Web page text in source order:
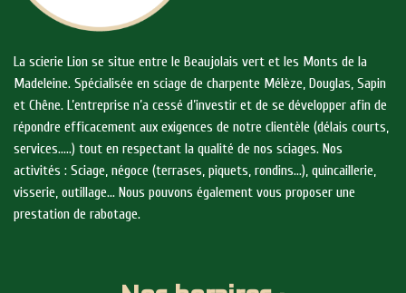
La scierie Lion se situe entre le Beaujolais vert et les Monts de la
Madeleine. Spécialisée en sciage de charpente Mélèze, Douglas, Sapin
et Chêne. L’entreprise n’a cessé d’investir et de se développer afin de
répondre efficacement aux exigences de notre clientèle (délais courts,
services…..) tout en respectant la qualité de nos sciages. Nos
activités : Sciage, négoce (terrases, piquets, rondins…), quincaillerie,
visserie, outillage… Nous pouvons également vous proposer une
prestation de rabotage.